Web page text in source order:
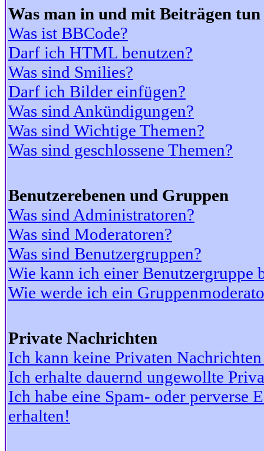
Was man in und mit Beiträgen
Was ist BBCode?
Darf ich HTML benutzen?
Was sind Smilies?
Darf ich Bilder einfügen?
Was sind Ankündigungen?
Was sind Wichtige Themen?
Was sind geschlossene Themen?
Benutzerebenen und Gruppen
Was sind Administratoren?
Was sind Moderatoren?
Was sind Benutzergruppen?
Wie kann ich einer Benutzergruppe
Wie werde ich ein
Private Nachrichten
Ich kann keine Privaten
Ich erhalte dauernd ungewollte
Ich habe eine Spam- oder perverse
erhalten!